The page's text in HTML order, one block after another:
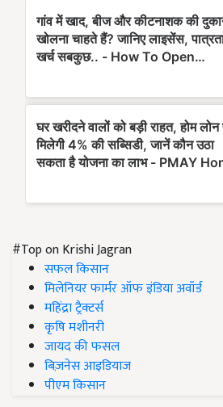
#Top on Krishi Jagran
सफल किसान
मिलेनियर फार्मर ऑफ इंडिया अवॉर्ड
महिंद्रा ट्रैक्टर्स
कृषि मशीनरी
जायद की फसल
बिज़नेस आइडियाज
पीएम किसान